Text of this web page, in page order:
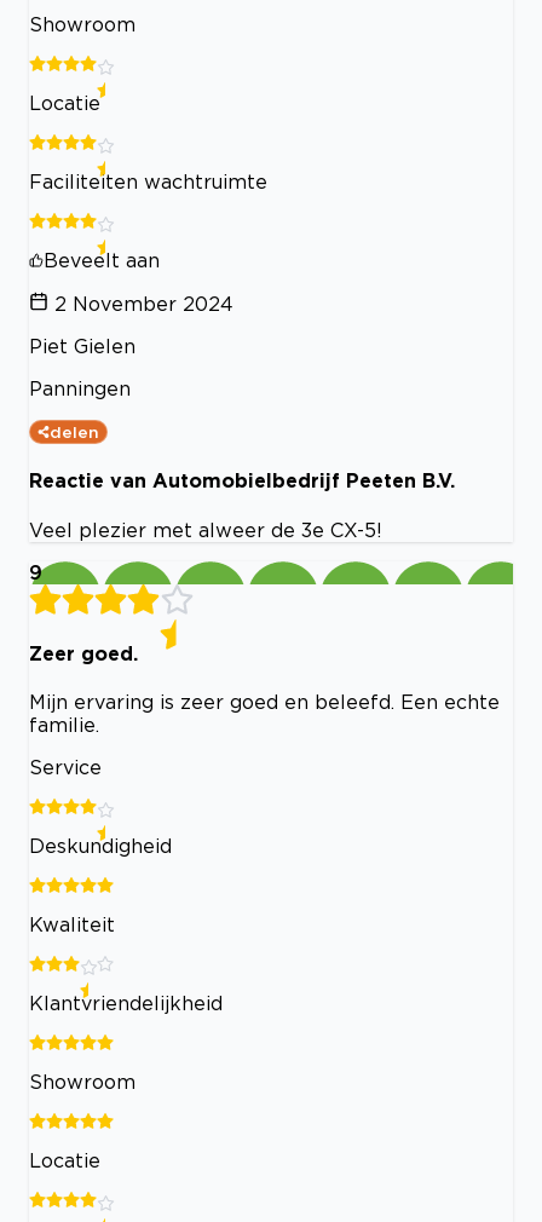
Showroom
Locatie
Faciliteiten wachtruimte
Beveelt aan
2 November 2024
Piet Gielen
Panningen
delen
Reactie van Automobielbedrijf Peeten B.V.
Veel plezier met alweer de 3e CX-5!
9
Zeer goed.
Mijn ervaring is zeer goed en beleefd. Een echte
familie.
Service
Deskundigheid
Kwaliteit
Klantvriendelijkheid
Showroom
Locatie